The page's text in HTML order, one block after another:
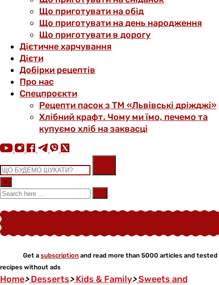
Що приготувати на обід
Що приготувати на день народження
Що приготувати в дорогу
Дієтичне харчування
Дієти
Добірки рецептів
Про нас
Спецпроєкти
Рецепти пасок з ТМ «Львівські дріжджі»
Хлібний крафт. Чому ми їмо, печемо та
купуємо хліб на заквасці
×
Get a subscription and read more than 5000 articles and tested
recipes without ads
Home>Desserts>Kids & Family>Sweets and